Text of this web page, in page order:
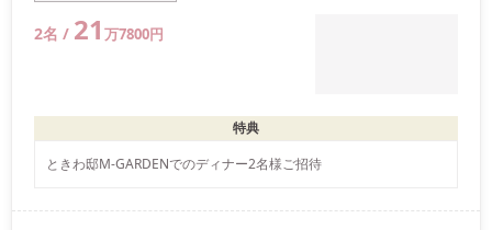
2名 / 21 万7800円
特典
ときわ邸M-GARDENでのディナー2名様ご招待